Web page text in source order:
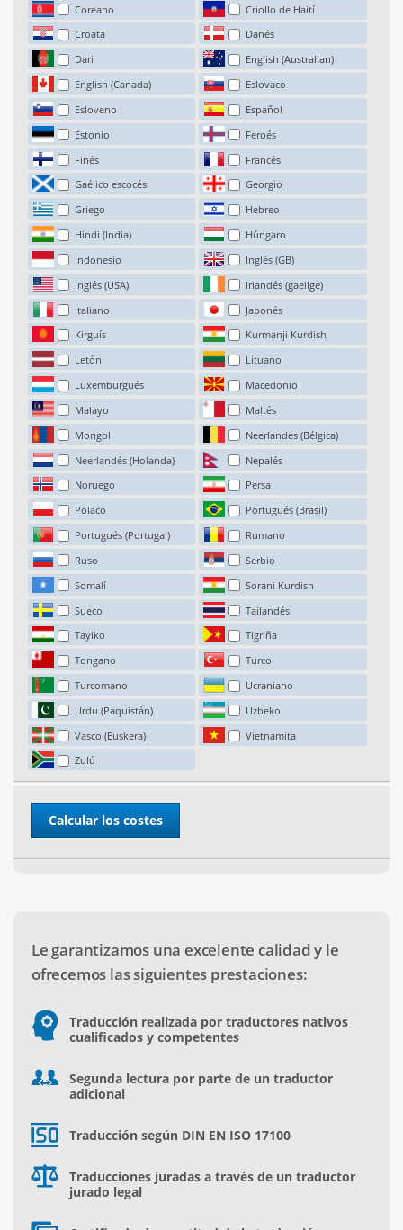
Coreano
Criollo de Haití
Croata
Danés
Dari
English (Australian)
English (Canada)
Eslovaco
Esloveno
Español
Estonio
Feroés
Finés
Francés
Gaélico escocés
Georgio
Griego
Hebreo
Hindi (India)
Húngaro
Indonesio
Inglés (GB)
Inglés (USA)
Irlandés (gaeilge)
Italiano
Japonés
Kirguís
Kurmanji Kurdish
Letón
Lituano
Luxemburgués
Macedonio
Malayo
Maltés
Mongol
Neerlandés (Bélgica)
Neerlandés (Holanda)
Nepalés
Noruego
Persa
Polaco
Portugués (Brasil)
Portugués (Portugal)
Rumano
Ruso
Serbio
Somalí
Sorani Kurdish
Sueco
Tailandés
Tayiko
Tigriña
Tongano
Turco
Turcomano
Ucraniano
Urdu (Paquistán)
Uzbeko
Vasco (Euskera)
Vietnamita
Zulú
Le garantizamos una excelente calidad y le
ofrecemos las siguientes prestaciones:
Traducción realizada por traductores nativos
cualificados y competentes
Segunda lectura por parte de un traductor
adicional
Traducción según DIN EN ISO 17100
Traducciones juradas a través de un traductor
jurado legal